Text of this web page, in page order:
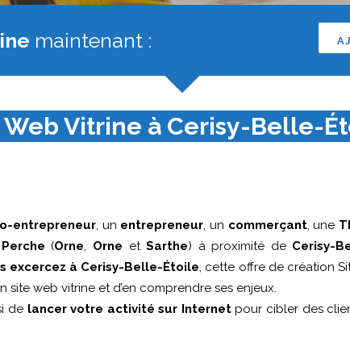
maintenant :
Vitrine à Cerisy-Belle-
entrepreneur, un entrepreneur, un commerçant, une
Perche (Orne, Orne etSarthe) à proximité de Cerisy-
excercez à Cerisy-Belle-Étoile, cette offre de création
site web vitrine et d’en comprendre ses enjeux.
de lancer votre activité sur Internetpour cibler des